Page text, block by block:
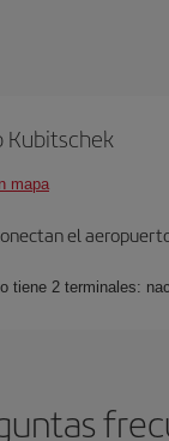
Kubitschek
mapa
el
tiene 2 terminales: